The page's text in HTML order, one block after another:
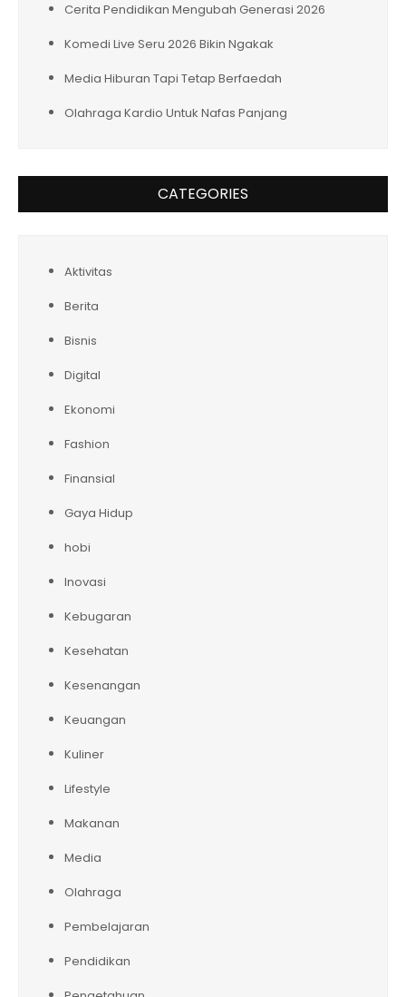
Cerita Pendidikan Mengubah Generasi 2026
Komedi Live Seru 2026 Bikin Ngakak
Media Hiburan Tapi Tetap Berfaedah
Olahraga Kardio Untuk Nafas Panjang
CATEGORIES
Aktivitas
Berita
Bisnis
Digital
Ekonomi
Fashion
Finansial
Gaya Hidup
hobi
Inovasi
Kebugaran
Kesehatan
Kesenangan
Keuangan
Kuliner
Lifestyle
Makanan
Media
Olahraga
Pembelajaran
Pendidikan